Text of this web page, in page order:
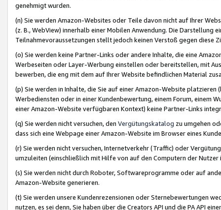
genehmigt wurden.
(n) Sie werden Amazon-Websites oder Teile davon nicht auf Ihrer
(z. B., WebView) innerhalb einer Mobilen Anwendung. Die Darstellung
Teilnahmevoraussetzungen stellt jedoch keinen Verstoß gegen diese
(o) Sie werden keine Partner-Links oder andere Inhalte, die eine
Werbeseiten oder Layer-Werbung einstellen oder bereitstellen, mit
bewerben, die eng mit dem auf Ihrer Website befindlichen Material
(p) Sie werden in Inhalte, die Sie auf einer Amazon-Website
Werbediensten oder in einer Kundenbewertung, einem Forum, einem
einer Amazon-Website verfügbaren Kontext) keine Partner-Links
(q) Sie werden nicht versuchen, den Vergütungskatalog zu umgehen
dass sich eine Webpage einer Amazon-Website im Browser eines
(r) Sie werden nicht versuchen, Internetverkehr (Traffic) oder
umzuleiten (einschließlich mit Hilfe von auf den Computern der
(s) Sie werden nicht durch Roboter, Softwareprogramme oder auf
Amazon-Website generieren.
(t) Sie werden unsere Kundenrezensionen oder Sternebewertungen
nutzen, es sei denn, Sie haben über die Creators API und die PA API